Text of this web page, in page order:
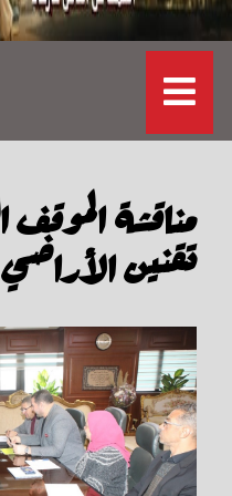
مناقشة
تقنين الأراضي